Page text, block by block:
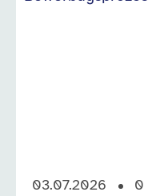
03.07.2026 0